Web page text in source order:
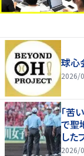
球心
2026/
｢苦
で聖
した
2026/